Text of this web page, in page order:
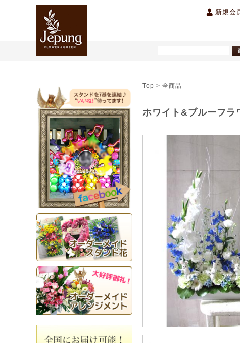
新規会
内祝い
オーダーメイドアレンジ
オーダーメイドスタンド花
Top > 全商品
ホワイト&ブルーフラ